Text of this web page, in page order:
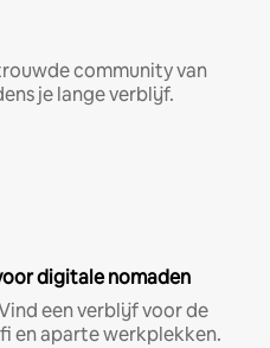
community van
je lange verblijf.
digitale nomaden
een verblijf voor de
en aparte werkplekken.